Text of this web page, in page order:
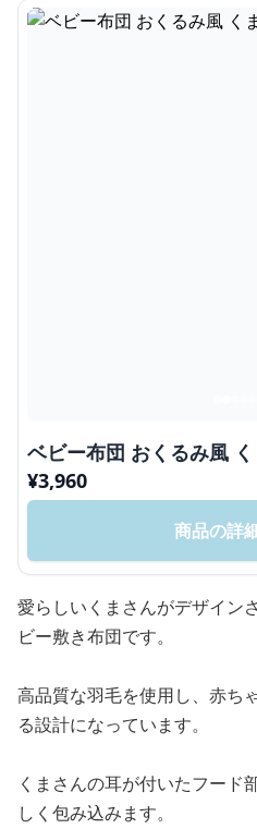
ベビー布団 おくるみ風
¥3,960
商品の詳
愛らしいくまさんがデザイン
ビー敷き布団です。
高品質な羽毛を使用し、赤ち
る設計になっています。
くまさんの耳が付いたフード
しく包み込みます。